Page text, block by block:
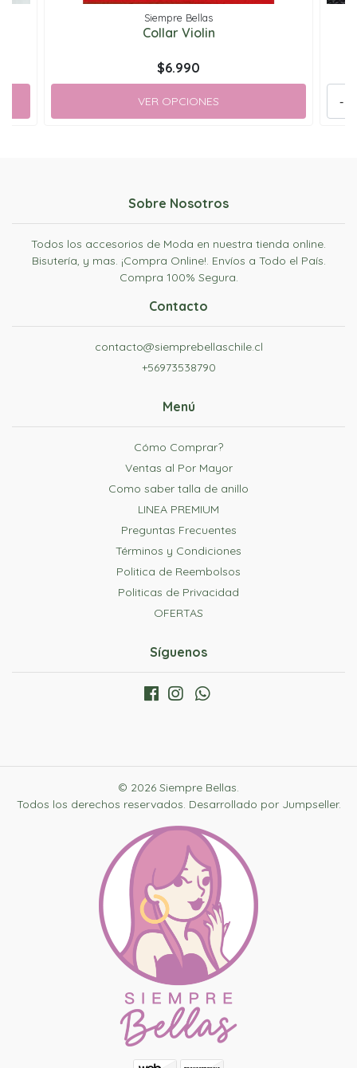
Siempre Bellas
Collar Violin
$6.990
VER OPCIONES -
Sobre Nosotros
Todos los accesorios de Moda en nuestra tienda online.
Bisutería, y mas. ¡Compra Online!. Envíos a Todo el País.
Compra 100% Segura.
Contacto
contacto@siemprebellaschile.cl
+56973538790
Menú
Cómo Comprar?
Ventas al Por Mayor
Como saber talla de anillo
LINEA PREMIUM
Preguntas Frecuentes
Términos y Condiciones
Politica de Reembolsos
Politicas de Privacidad
OFERTAS
Síguenos
© 2026 Siempre Bellas.
Todos los derechos reservados. Desarrollado por Jumpseller.